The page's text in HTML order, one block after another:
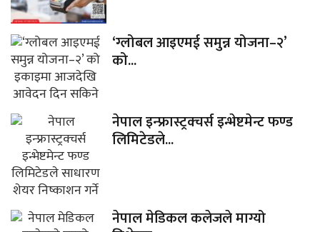
‘ग्लोबल आइएमई समुन्न योजना–२’
को...
नेपाल इन्फ्रास्ट्रक्चर्स इन्भेष्टमेन्ट फण्ड
लिमिटेडले...
नेपाल मेडिकल कलेजले माग्यो